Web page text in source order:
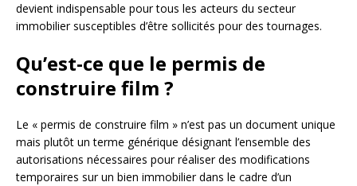
devient indispensable pour tous les acteurs du secteur
immobilier susceptibles d’être sollicités pour des tournages.
Qu’est-ce que le permis de
construire film ?
Le « permis de construire film » n’est pas un document unique
mais plutôt un terme générique désignant l’ensemble des
autorisations nécessaires pour réaliser des modifications
temporaires sur un bien immobilier dans le cadre d’un